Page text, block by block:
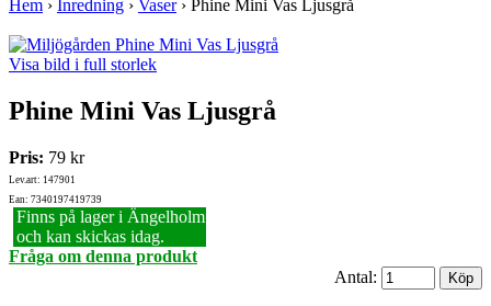
Hem › Inredning › Vaser› Phine Mini Vas Ljusgrå
Visa bild i full storlek
Phine Mini Vas Ljusgrå
Pris: 79 kr
Lev.art: 147901
Ean: 7340197419739
Finns på lager i Ängelholm
och kan skickas idag.
Fråga om denna produkt
Antal: